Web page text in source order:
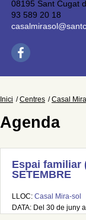
08195 Sant Cugat
93 589 20 18
Inici Centres Casal
Agenda
Espai familiar
SETEMBRE
LLOC: Casal Mira-sol
DATA: Del 30 de juny